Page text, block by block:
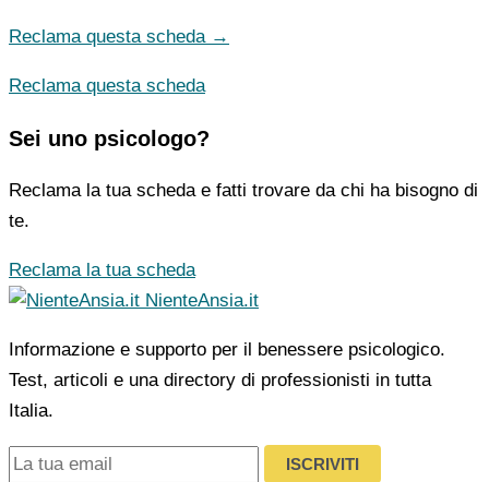
Reclama questa scheda →
Reclama questa scheda
Sei uno psicologo?
Reclama la tua scheda e fatti trovare da chi ha bisogno di
te.
Reclama la tua scheda
NienteAnsia.it
Informazione e supporto per il benessere psicologico.
Test, articoli e una directory di professionisti in tutta
Italia.
ISCRIVITI